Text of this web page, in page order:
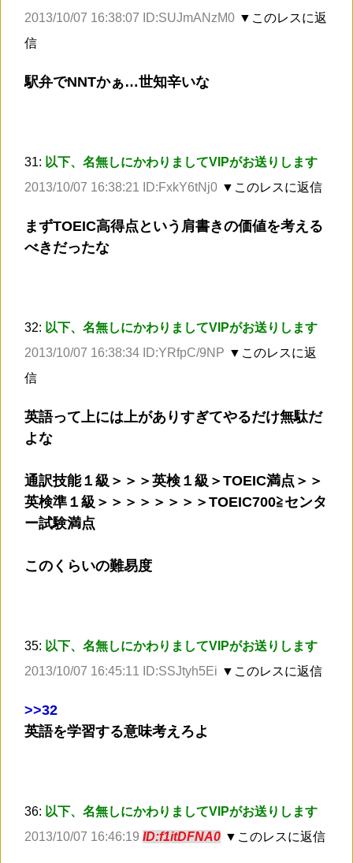
2013/10/07 16:38:07 ID:SUJmANzM0 ▼このレスに返
信
駅弁でNNTかぁ…世知辛いな
31: 以下、名無しにかわりましてVIPがお送りします
2013/10/07 16:38:21 ID:FxkY6tNj0 ▼このレスに返信
まずTOEIC高得点という肩書きの価値を考える
べきだったな
32: 以下、名無しにかわりましてVIPがお送りします
2013/10/07 16:38:34 ID:YRfpC/9NP ▼このレスに返
信
英語って上には上がありすぎてやるだけ無駄だ
よな
通訳技能１級＞＞＞英検１級＞TOEIC満点＞＞
英検準１級＞＞＞＞＞＞＞＞TOEIC700≧センタ
ー試験満点
このくらいの難易度
35: 以下、名無しにかわりましてVIPがお送りします
2013/10/07 16:45:11 ID:SSJtyh5Ei ▼このレスに返信
>>32
英語を学習する意味考えろよ
36: 以下、名無しにかわりましてVIPがお送りします
2013/10/07 16:46:19 ID:f1itDFNA0 ▼このレスに返信